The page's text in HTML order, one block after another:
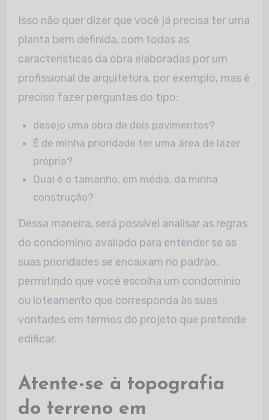
Isso não quer dizer que você já precisa ter uma
planta bem definida, com todas as
características da obra elaboradas por um
profissional de arquitetura, por exemplo, mas é
preciso fazer perguntas do tipo:
desejo uma obra de dois pavimentos?
É de minha prioridade ter uma área de lazer
própria?
Qual é o tamanho, em média, da minha
construção?
Dessa maneira, será possível analisar as regras
do condomínio avaliado para entender se as
suas prioridades se encaixam no padrão,
permitindo que você escolha um condomínio
ou loteamento que corresponda às suas
vontades em termos do projeto que pretende
edificar.
Atente-se à topografia
do terreno em